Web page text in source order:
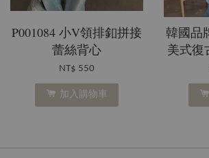
P001084 小V領排釦拼接
蕾絲背心
NT$ 550
加入購物車
韓國
美式復